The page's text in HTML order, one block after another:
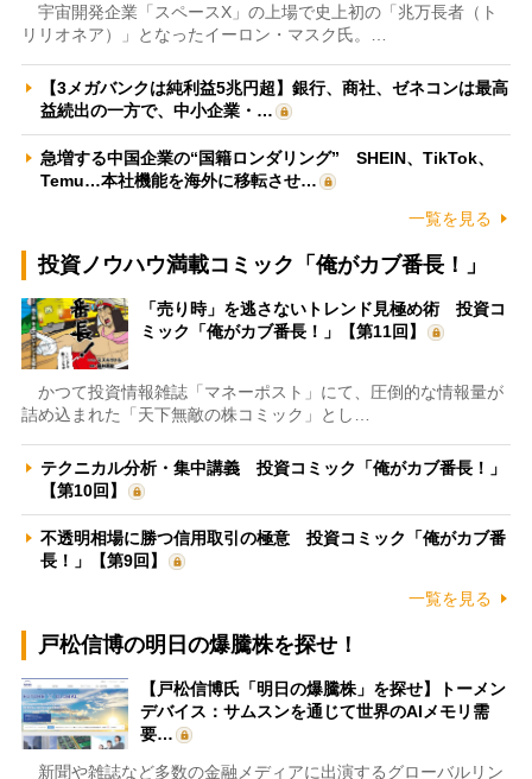
宇宙開発企業「スペースX」の上場で史上初の「兆万長者（ト
リリオネア）」となったイーロン・マスク氏。…
【3メガバンクは純利益5兆円超】銀行、商社、ゼネコンは最高
益続出の一方で、中小企業・…
急増する中国企業の“国籍ロンダリング” SHEIN、TikTok、
Temu…本社機能を海外に移転させ…
一覧を見る
投資ノウハウ満載コミック「俺がカブ番長！」
「売り時」を逃さないトレンド見極め術 投資コ
ミック「俺がカブ番長！」【第11回】
かつて投資情報雑誌「マネーポスト」にて、圧倒的な情報量が
詰め込まれた「天下無敵の株コミック」とし…
テクニカル分析・集中講義 投資コミック「俺がカブ番長！」
【第10回】
不透明相場に勝つ信用取引の極意 投資コミック「俺がカブ番
長！」【第9回】
一覧を見る
戸松信博の明日の爆騰株を探せ！
【戸松信博氏「明日の爆騰株」を探せ】トーメン
デバイス：サムスンを通じて世界のAIメモリ需
要…
新聞や雑誌など多数の金融メディアに出演するグローバルリン